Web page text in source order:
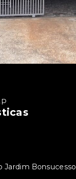
Jardim Bonsucesso